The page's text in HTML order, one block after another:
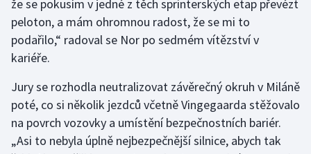
Plavání
Plážový volejbal
Rychlobruslení
Rychlostní kanoistika
že se pokusím v jedné z těch sprinterských etap převézt
peloton, a mám ohromnou radost, že se mi to
podařilo,“ radoval se Nor po sedmém vítězství v
kariéře.
Jury se rozhodla neutralizovat závěrečný okruh v Miláně
poté, co si několik jezdců včetně Vingegaarda stěžovalo
na povrch vozovky a umístění bezpečnostních bariér.
„Asi to nebyla úplně nejbezpečnější silnice, abych tak